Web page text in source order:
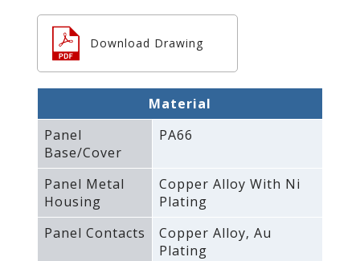
Download Drawing
Material
Panel
Base/Cover
PA66
Panel Metal
Housing
Copper Alloy With Ni
Plating
Panel Contacts
Copper Alloy‚ Au
Plating